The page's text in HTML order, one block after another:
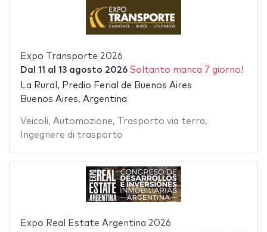
Expo Transporte 2026
Dal 11 al 13 agosto 2026 Soltanto manca 7 giorno!
La Rural, Predio Ferial de Buenos Aires
Buenos Aires, Argentina
Veicoli, Automozione, Trasporto via terra,
Ingegnere di trasporto
Expo Real Estate Argentina 2026